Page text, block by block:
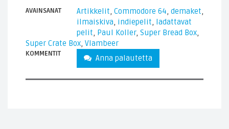
AVAINSANAT Artikkelit, Commodore 64, demaket,
ilmaiskiva, indiepelit, ladattavat
pelit, Paul Koller, Super Bread Box,
Super Crate Box, Vlambeer
KOMMENTIT Anna palautetta